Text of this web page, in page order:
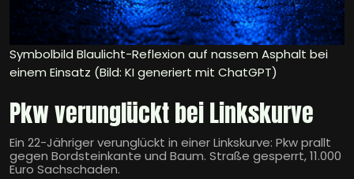
Symbolbild Blaulicht-Reflexion auf nassem Asphalt bei
einem Einsatz (Bild: KI generiert mit ChatGPT)
Pkw verunglückt bei Linkskurve
Ein 22-Jähriger verunglückt in einer Linkskurve: Pkw prallt
gegen Bordsteinkante und Baum. Straße gesperrt, 11.000
Euro Sachschaden.